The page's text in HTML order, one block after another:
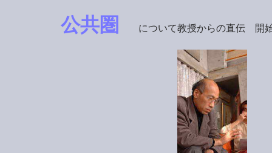
公共圏 について教授からの直伝 開